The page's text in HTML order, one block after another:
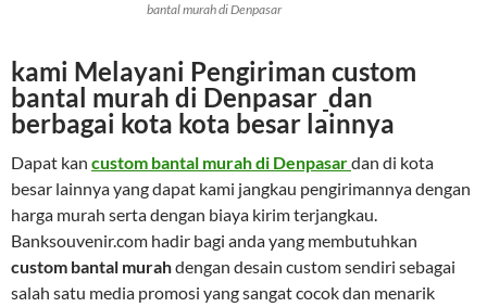
bantal murah di Denpasar
kami Melayani Pengiriman custom
bantal murah di Denpasar dan
berbagai kota kota besar lainnya
Dapat kan custom bantal murah di Denpasardan di kota
besar lainnya yang dapat kami jangkau pengirimannya dengan
harga murah serta dengan biaya kirim terjangkau.
Banksouvenir.com hadir bagi anda yang membutuhkan
custom bantal murahdengan desain custom sendiri sebagai
salah satu media promosi yang sangat cocok dan menarik